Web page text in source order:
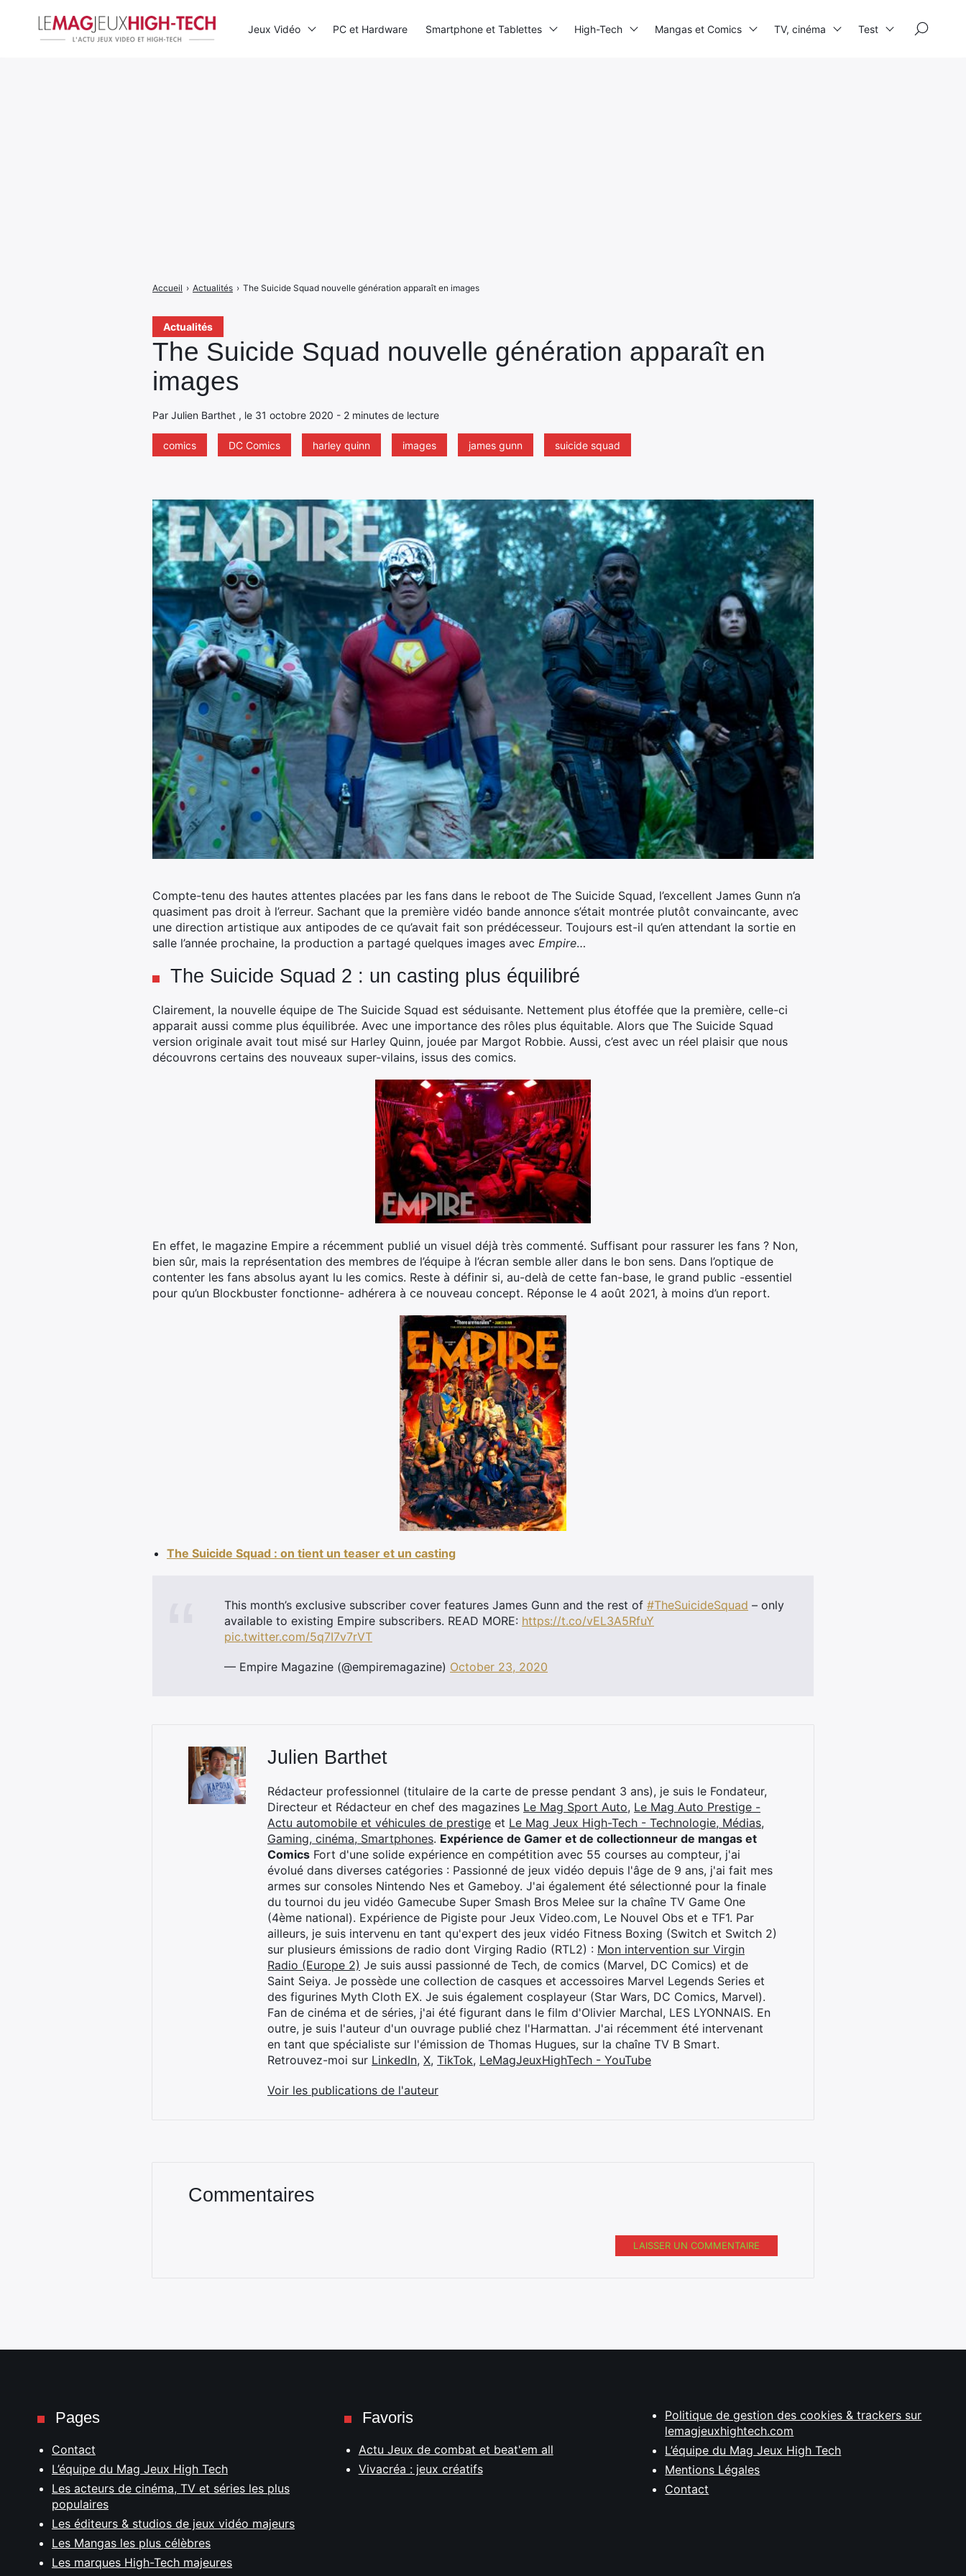
Actualités
The Suicide Squad nouvelle génération apparaît en
images
Par Julien Barthet , le 31 octobre 2020 - 2 minutes de lecture
comics DC Comics harley quinn images james gunn suicide squad
Accueil › Actualités › The Suicide Squad nouvelle génération apparaît en images
Compte-tenu des hautes attentes placées par les fans dans le reboot de The Suicide Squad, l’excellent James Gunn n’a
quasiment pas droit à l’erreur. Sachant que la première vidéo bande annonce s’était montrée plutôt convaincante, avec
une direction artistique aux antipodes de ce qu’avait fait son prédécesseur. Toujours est-il qu’en attendant la sortie en
salle l’année prochaine, la production a partagé quelques images avec Empire…
The Suicide Squad 2 : un casting plus équilibré
Clairement, la nouvelle équipe de The Suicide Squad est séduisante. Nettement plus étoffée que la première, celle-ci
apparait aussi comme plus équilibrée. Avec une importance des rôles plus équitable. Alors que The Suicide Squad
version originale avait tout misé sur Harley Quinn, jouée par Margot Robbie. Aussi, c’est avec un réel plaisir que nous
découvrons certains des nouveaux super-vilains, issus des comics.
En effet, le magazine Empire a récemment publié un visuel déjà très commenté. Suffisant pour rassurer les fans ? Non,
bien sûr, mais la représentation des membres de l’équipe à l’écran semble aller dans le bon sens. Dans l’optique de
contenter les fans absolus ayant lu les comics. Reste à définir si, au-delà de cette fan-base, le grand public -essentiel
pour qu’un Blockbuster fonctionne- adhérera à ce nouveau concept. Réponse le 4 août 2021, à moins d’un report.
The Suicide Squad : on tient un teaser et un casting
This month’s exclusive subscriber cover features James Gunn and the rest of #TheSuicideSquad – only
available to existing Empire subscribers. READ MORE: https://t.co/vEL3A5RfuY
pic.twitter.com/5q7I7v7rVT
— Empire Magazine (@empiremagazine) October 23, 2020
Julien Barthet
Rédacteur professionnel (titulaire de la carte de presse pendant 3 ans), je suis le Fondateur,
Directeur et Rédacteur en chef des magazines Le Mag Sport Auto, Le Mag Auto Prestige -
Actu automobile et véhicules de prestige et Le Mag Jeux High-Tech - Technologie, Médias,
Gaming, cinéma, Smartphones. Expérience de Gamer et de collectionneur de mangas et
Comics Fort d'une solide expérience en compétition avec 55 courses au compteur, j'ai
évolué dans diverses catégories : Passionné de jeux vidéo depuis l'âge de 9 ans, j'ai fait mes
armes sur consoles Nintendo Nes et Gameboy. J'ai également été sélectionné pour la finale
du tournoi du jeu vidéo Gamecube Super Smash Bros Melee sur la chaîne TV Game One
(4ème national). Expérience de Pigiste pour Jeux Video.com, Le Nouvel Obs et e TF1. Par
ailleurs, je suis intervenu en tant qu'expert des jeux vidéo Fitness Boxing (Switch et Switch 2)
sur plusieurs émissions de radio dont Virging Radio (RTL2) : Mon intervention sur Virgin
Radio (Europe 2) Je suis aussi passionné de Tech, de comics (Marvel, DC Comics) et de
Saint Seiya. Je possède une collection de casques et accessoires Marvel Legends Series et
des figurines Myth Cloth EX. Je suis également cosplayeur (Star Wars, DC Comics, Marvel).
Fan de cinéma et de séries, j'ai été figurant dans le film d'Olivier Marchal, LES LYONNAIS. En
outre, je suis l'auteur d'un ouvrage publié chez l'Harmattan. J'ai récemment été intervenant
en tant que spécialiste sur l'émission de Thomas Hugues, sur la chaîne TV B Smart.
Retrouvez-moi sur LinkedIn, X, TikTok, LeMagJeuxHighTech - YouTube
Voir les publications de l'auteur
Commentaires
LAISSER UN COMMENTAIRE
Jeux Vidéo PC et Hardware Smartphone et Tablettes High-Tech Mangas et Comics TV, cinéma Test
Pages
Contact
L’équipe du Mag Jeux High Tech
Les acteurs de cinéma, TV et séries les plus
populaires
Les éditeurs & studios de jeux vidéo majeurs
Les Mangas les plus célèbres
Les marques High-Tech majeures
Favoris
Actu Jeux de combat et beat'em all
Vivacréa : jeux créatifs
Politique de gestion des cookies & trackers sur
lemagjeuxhightech.com
L’équipe du Mag Jeux High Tech
Mentions Légales
Contact